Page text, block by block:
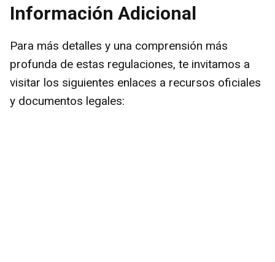
y
V
i
Información Adicional
Para más detalles y una comprensión más
profunda de estas regulaciones, te invitamos a
visitar los siguientes enlaces a recursos oficiales
y documentos legales: